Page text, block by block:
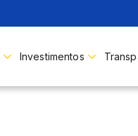
Investimentos